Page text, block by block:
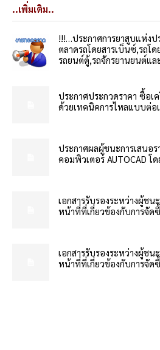
..เพิ่มเติม..
!!!…ประกาศการยาสูบแห่ง
ตลาดรถโดยสารเบ็นซ์,รถโ
รถยนต์ตู้,รถจักรยานยนต์และ
ประกาศประกวดราคา ซื้อเ
ด้วยเทคนิคการไหลแบบต่อ
ประกาศผลผู้ชนะการเสนอ
คอมพิวเตอร์ AUTOCAD โ
เอกสารรับรองระหว่างผู้ชน
หน้าที่ที่เกี่ยวข้องกับการจัด
เอกสารรับรองระหว่างผู้ชน
หน้าที่ที่เกี่ยวข้องกับการจัด